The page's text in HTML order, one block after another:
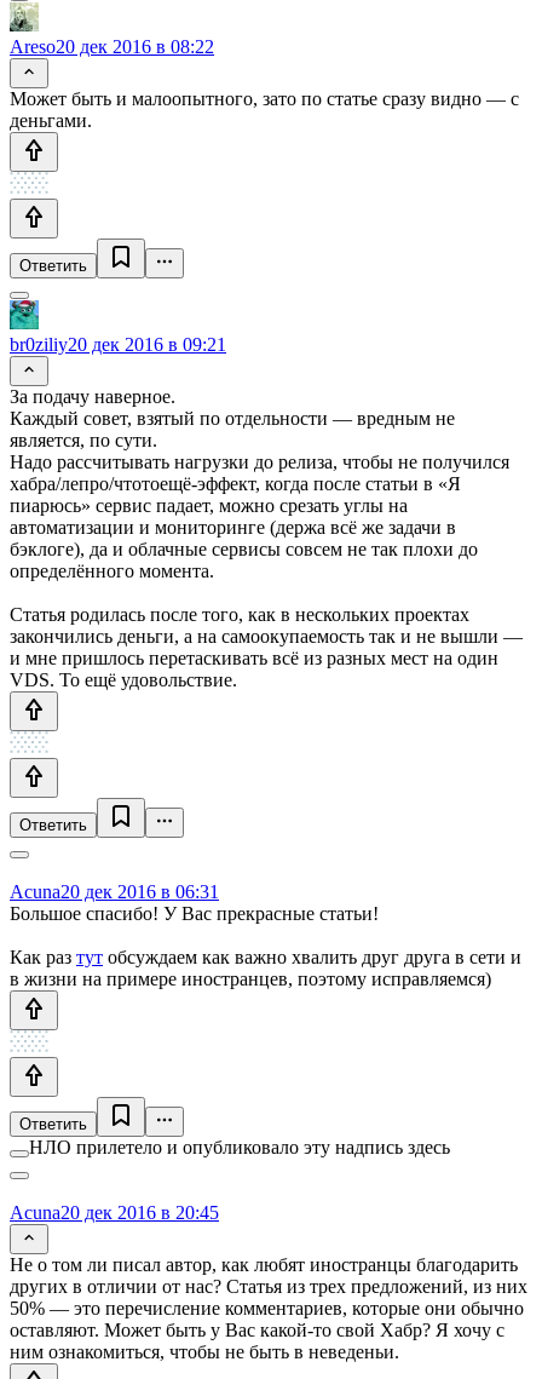
Areso20 дек 2016 в 08:22
Может быть и малоопытного, зато по статье сразу видно — с
деньгами.
Ответить
br0ziliy20 дек 2016 в 09:21
За подачу наверное.
Каждый совет, взятый по отдельности — вредным не
является, по сути.
Надо рассчитывать нагрузки до релиза, чтобы не получился
хабра/лепро/чтотоещё-эффект, когда после статьи в «Я
пиарюсь» сервис падает, можно срезать углы на
автоматизации и мониторинге (держа всё же задачи в
бэклоге), да и облачные сервисы совсем не так плохи до
определённого момента.
Статья родилась после того, как в нескольких проектах
закончились деньги, а на самоокупаемость так и не вышли —
и мне пришлось перетаскивать всё из разных мест на один
VDS. То ещё удовольствие.
Ответить
Acuna20 дек 2016 в 06:31
Большое спасибо! У Вас прекрасные статьи!
Как раз тут обсуждаем как важно хвалить друг друга в сети и
в жизни на примере иностранцев, поэтому исправляемся)
Ответить
НЛО прилетело и опубликовало эту надпись здесь
Acuna20 дек 2016 в 20:45
Не о том ли писал автор, как любят иностранцы благодарить
других в отличии от нас? Статья из трех предложений, из них
50% — это перечисление комментариев, которые они обычно
оставляют. Может быть у Вас какой-то свой Хабр? Я хочу с
ним ознакомиться, чтобы не быть в неведеньи.